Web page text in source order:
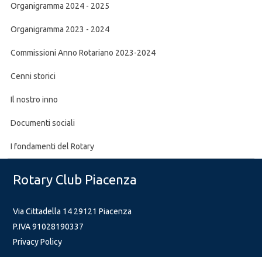
Organigramma 2024 - 2025
Organigramma 2023 - 2024
Commissioni Anno Rotariano 2023-2024
Cenni storici
Il nostro inno
Documenti sociali
I fondamenti del Rotary
Rotary Club Piacenza
Via Cittadella 14 29121 Piacenza
P.IVA 91028190337
Privacy Policy